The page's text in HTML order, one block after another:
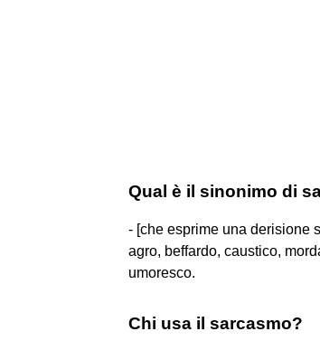
Qual è il sinonimo di
- [che esprime una derisione
agro, beffardo, caustico,
umoresco.
Chi usa il sarcasmo?